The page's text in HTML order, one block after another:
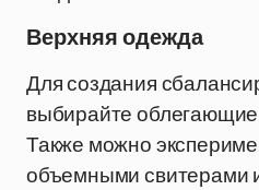
Верхняя одежда
Для создания
выбирайте
Также можно
объемными свитерами